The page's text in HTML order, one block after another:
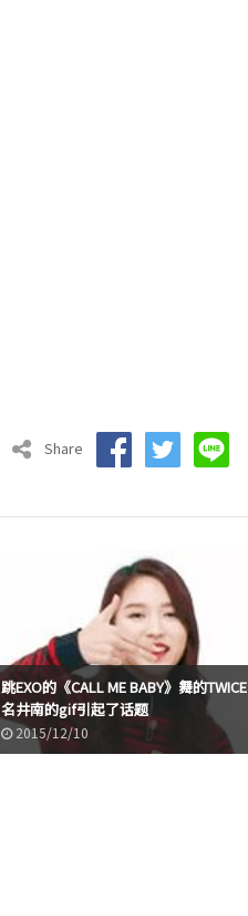
Share
跳EXO的《CALL ME BABY》舞的TWICE
名井南的gif引起了话题
2015/12/10